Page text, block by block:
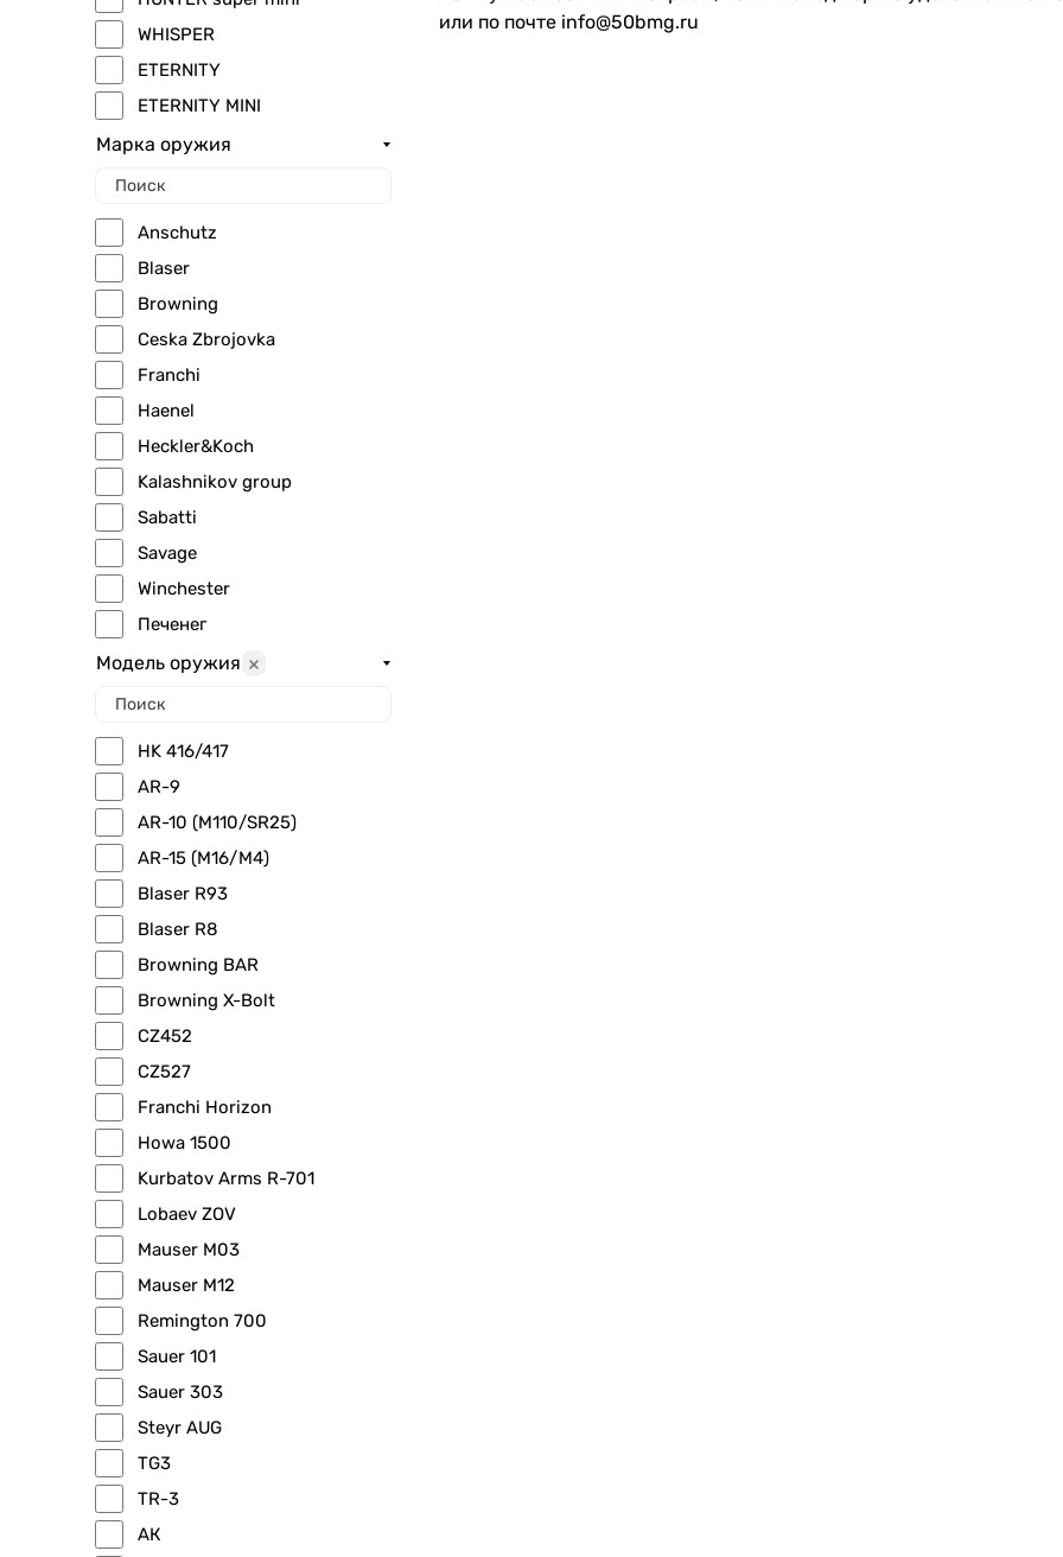
WHISPER
ETERNITY
ETERNITY MINI
Марка оружия
Anschutz
Blaser
Browning
Ceska Zbrojovka
Franchi
Haenel
Heckler&Koch
Kalashnikov group
Sabatti
Savage
Winchester
Печенег
Модель оружия
HK 416/417
AR-9
AR-10 (M110/SR25)
AR-15 (M16/M4)
Blaser R93
Blaser R8
Browning BAR
Browning X-Bolt
CZ452
CZ527
Franchi Horizon
Howa 1500
Kurbatov Arms R-701
Lobaev ZOV
Mauser M03
Mauser M12
Remington 700
Sauer 101
Sauer 303
Steyr AUG
TG3
TR-3
АК
или по почте info@50bmg.ru